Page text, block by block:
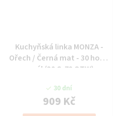
Kuchyňská linka MONZA -
Ořech / Černá mat - 30 horní
regál (30 G-72 OTW)
30 dní
909 Kč